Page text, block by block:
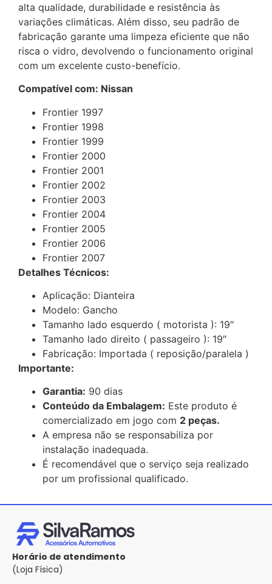
alta qualidade, durabilidade e resistência às
variações climáticas. Além disso, seu padrão de
fabricação garante uma limpeza eficiente que não
risca o vidro, devolvendo o funcionamento original
com um excelente custo-benefício.
Compatível com: Nissan
Frontier 1997
Frontier 1998
Frontier 1999
Frontier 2000
Frontier 2001
Frontier 2002
Frontier 2003
Frontier 2004
Frontier 2005
Frontier 2006
Frontier 2007
Detalhes Técnicos:
Aplicação: Dianteira
Modelo: Gancho
Tamanho lado esquerdo ( motorista ): 19″
Tamanho lado direito ( passageiro ): 19″
Fabricação: Importada ( reposição/paralela )
Importante:
Garantia: 90 dias
Conteúdo da Embalagem: Este produto é
comercializado em jogo com 2 peças.
A empresa não se responsabiliza por
instalação inadequada.
É recomendável que o serviço seja realizado
por um profissional qualificado.
Horário de atendimento
(Loja Física)